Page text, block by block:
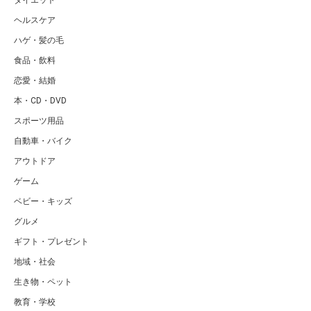
ヘルスケア
ハゲ・髪の毛
食品・飲料
恋愛・結婚
本・CD・DVD
スポーツ用品
自動車・バイク
アウトドア
ゲーム
ベビー・キッズ
グルメ
ギフト・プレゼント
地域・社会
生き物・ペット
教育・学校